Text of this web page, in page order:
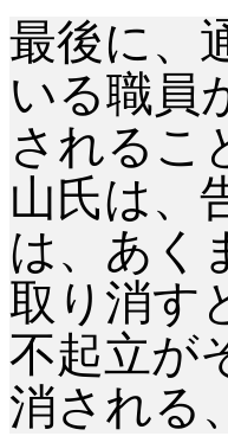
最後に、
いる職員
されるこ
山氏は、
は、あく
取り消す
不起立が
消される